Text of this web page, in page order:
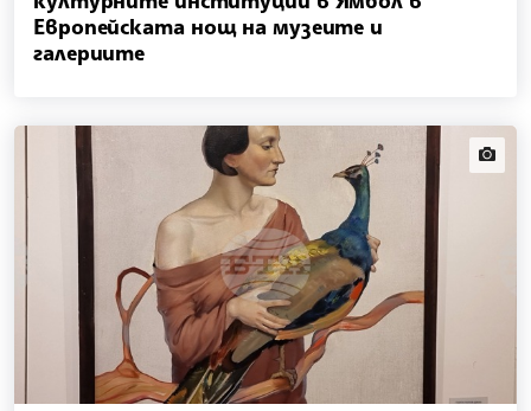
Европейската нощ на музеите и
галериите